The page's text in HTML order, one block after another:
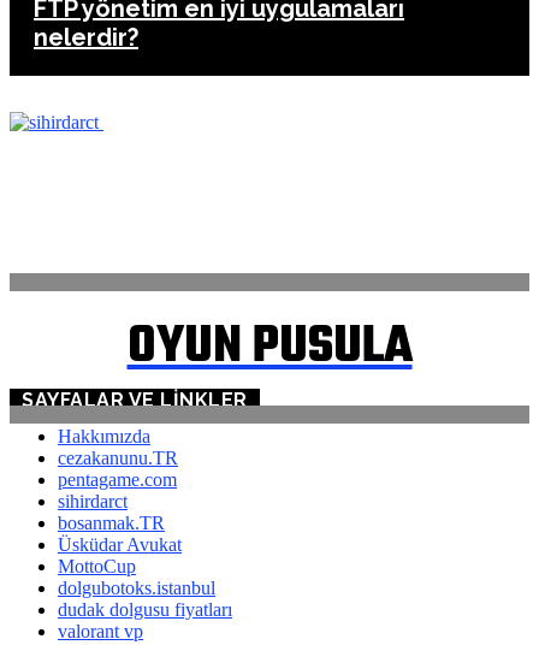
FTP yönetim en iyi uygulamaları
nelerdir?
OYUN PUSULA
SAYFALAR VE LINKLER
Hakkımızda
cezakanunu.TR
pentagame.com
sihirdarct
bosanmak.TR
Üsküdar Avukat
MottoCup
dolgubotoks.istanbul
dudak dolgusu fiyatları
valorant vp